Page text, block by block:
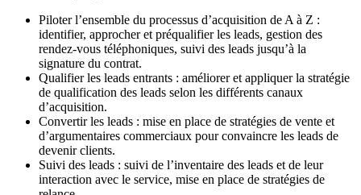
Piloter l’ensemble du processus d’acquisition de A à Z :
identifier, approcher et préqualifier les leads, gestion des
rendez-vous téléphoniques, suivi des leads jusqu’à la
signature du contrat.
Qualifier les leads entrants : améliorer et appliquer la stratégie
de qualification des leads selon les différents canaux
d’acquisition.
Convertir les leads : mise en place de stratégies de vente et
d’argumentaires commerciaux pour convaincre les leads de
devenir clients.
Suivi des leads : suivi de l’inventaire des leads et de leur
interaction avec le service, mise en place de stratégies de